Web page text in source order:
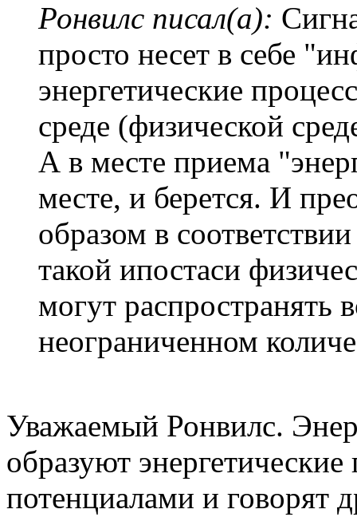
Ронвилс писал(а):
просто несет в себе
энергетические
среде (физической
А в месте приема
месте, и берется. И
образом в
такой ипостаси
могут распространять
неограниченном
Уважаемый Ронвилс.
образуют
потенциалами и говорят